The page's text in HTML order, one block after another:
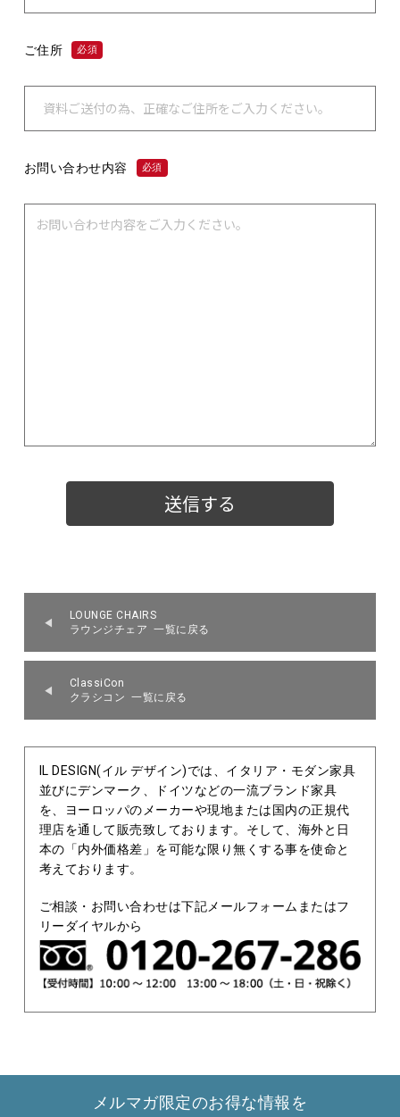
ご住所 必須
お問い合わせ内容 必須
LOUNGE CHAIRS
ラウンジチェア 一覧に戻る
ClassiCon
クラシコン 一覧に戻る
IL DESIGN(イル デザイン)では、イタリア・モダン家具
並びにデンマーク、ドイツなどの一流ブランド家具
を、ヨーロッパのメーカーや現地または国内の正規代
理店を通して販売致しております。そして、海外と日
本の「内外価格差」を可能な限り無くする事を使命と
考えております。
ご相談・お問い合わせは下記メールフォームまたはフ
リーダイヤルから
メルマガ限定のお得な情報を